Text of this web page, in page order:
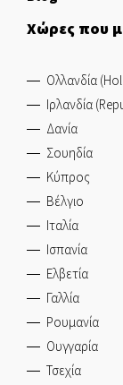
Χώρες που
Ολλανδία
Ιρλανδία
Δανία
Σουηδία
Κύπρος
Βέλγιο
Ιταλία
Ισπανία
Ελβετία
Γαλλία
Ρουμανία
Ουγγαρία
Τσεχία